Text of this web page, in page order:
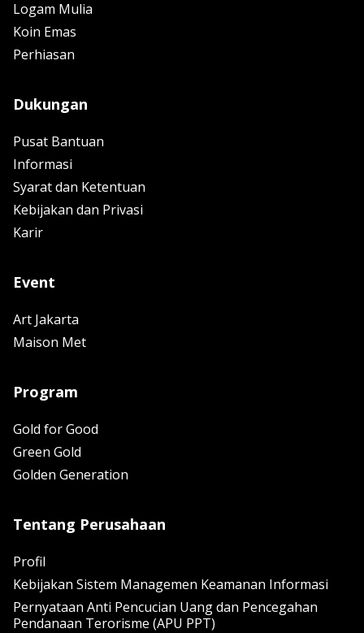
Logam Mulia
Koin Emas
Perhiasan
Dukungan
Pusat Bantuan
Informasi
Syarat dan Ketentuan
Kebijakan dan Privasi
Karir
Event
Art Jakarta
Maison Met
Program
Gold for Good
Green Gold
Golden Generation
Tentang Perusahaan
Profil
Kebijakan Sistem Managemen Keamanan Informasi
Pernyataan Anti Pencucian Uang dan Pencegahan
Pendanaan Terorisme (APU PPT)